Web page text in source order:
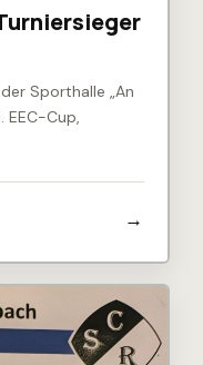
Sporthalle „An
EEC-Cup,